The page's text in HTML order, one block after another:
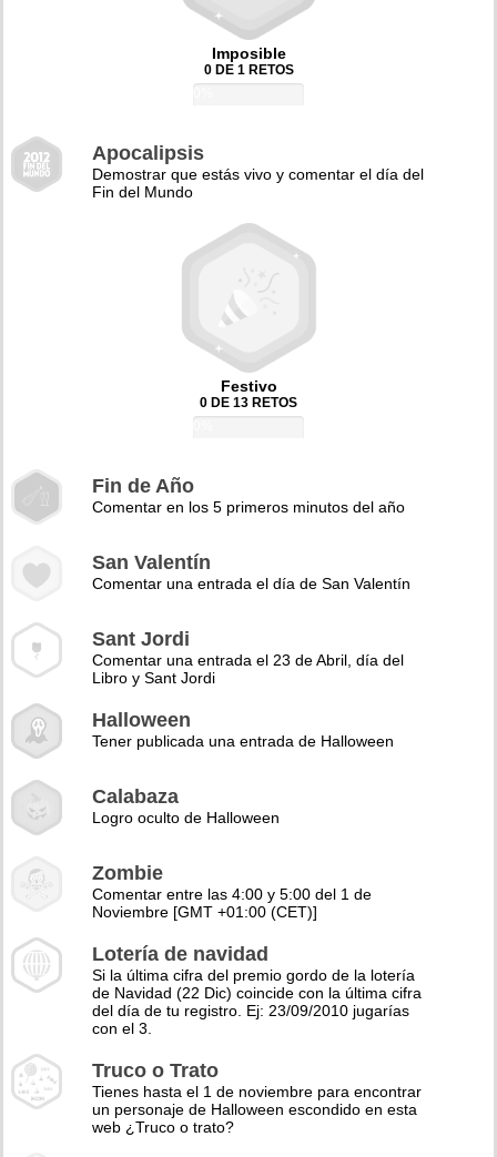
Imposible
0 DE 1 RETOS
Apocalipsis
Demostrar que estás vivo y comentar el día del
Fin del Mundo
Festivo
0 DE 13 RETOS
Fin de Año
Comentar en los 5 primeros minutos del año
San Valentín
Comentar una entrada el día de San Valentín
Sant Jordi
Comentar una entrada el 23 de Abril, día del
Libro y Sant Jordi
Halloween
Tener publicada una entrada de Halloween
Calabaza
Logro oculto de Halloween
Zombie
Comentar entre las 4:00 y 5:00 del 1 de
Noviembre [GMT +01:00 (CET)]
Lotería de navidad
Si la última cifra del premio gordo de la lotería
de Navidad (22 Dic) coincide con la última cifra
del día de tu registro. Ej: 23/09/2010 jugarías
con el 3.
Truco o Trato
Tienes hasta el 1 de noviembre para encontrar
un personaje de Halloween escondido en esta
web ¿Truco o trato?